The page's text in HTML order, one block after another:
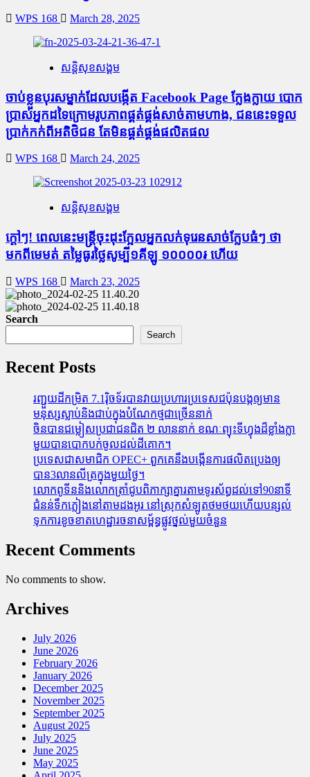
WPS 168 March 28, 2025
សន្តិសុខសង្គម
ចាប់ខ្លួនបុរសម្នាក់ដែលបង្កើត Facebook Page ក្លែងក្លាយ បោក
ប្រាស់អ្នកដទៃក្រោមរូបភាពផ្គត់ផ្គង់សាច់តាមហាង, ជននេះទទួល
ប្រាក់កក់ពីអតិថិជន តែមិនផ្គត់ផ្គង់ផលិតផល
WPS 168 March 24, 2025
សន្តិសុខសង្គម
ក្តៅៗ! ពេលនេះមន្រ្តីចុះដុះក្អែលអ្នកលក់ទុរេនសាច់ក្លែបធំៗ ថា
មកពីមេមត់ តម្លៃធូរថ្លៃសូម្បី១គីឡូ ១០០០០៛ ហើយ
WPS 168 March 23, 2025
Search
Search
Recent Posts
រញ្ជួយដីកម្រិត​ 7.1រ៉ិចទ័របានវាយប្រហារប្រទេសជប៉ុនបង្កឲ្យមាន
មនុស្សស្លាប់​និង​ជាប់ក្នុងបំណែកថ្មជាច្រើននាក់
ចិនបានជម្លៀសប្រជាជនជិត ២ លាននាក់ ខណៈព្យុះទីហ្វុងដ៏ខ្លាំងក្លា
មួយបានបោកបក់ចូលដល់ដីគោក។
ប្រទេសជាសមាជិក OPEC+​ ពួកគេនឹងបង្កើនការផលិតប្រេងឲ្យ
បាន3លានលីត្រក្នុងមួយថ្ងៃ។
លោកពូទីននិងលោកត្រាំជូបពិភាក្សាគ្នារតាមទូរស័ព្ធដល់ទៅ90នាទី
ជំនន់​ទឹកភ្លៀង​នៅ​តាម​ដងអូរ​ នៅ​ស្រុក​សំឡូត​ថមថយ​ហើយ​បន្សល់​
ទុក​ការ​ខូចខាត​ហេដ្ឋារចនាសម្ព័ន្ធ​ផ្លូវថ្នល់​មួយ​ចំនួន
Recent Comments
No comments to show.
Archives
July 2026
June 2026
February 2026
January 2026
December 2025
November 2025
September 2025
August 2025
July 2025
June 2025
May 2025